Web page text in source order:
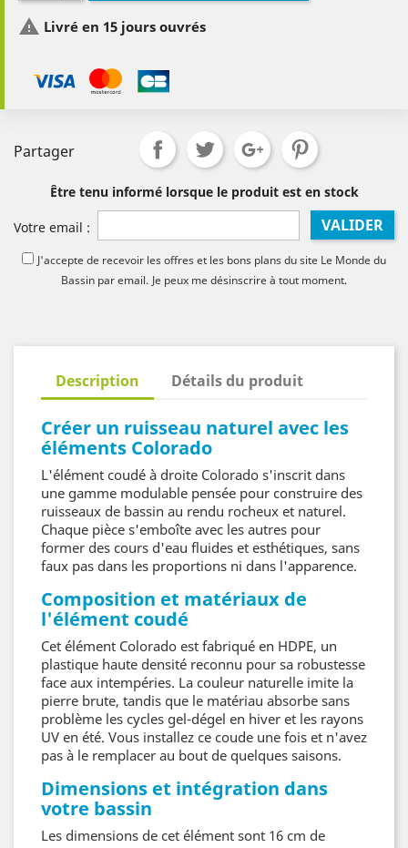
 Livré en 15 jours ouvrés
Partager
Être tenu informé lorsque le produit est en stock
Votre email : VALIDER
J'accepte de recevoir les offres et les bons plans du site Le Monde du
Bassin par email. Je peux me désinscrire à tout moment.
Description Détails du produit
Créer un ruisseau naturel avec les
éléments Colorado
L'élément coudé à droite Colorado s'inscrit dans
une gamme modulable pensée pour construire des
ruisseaux de bassin au rendu rocheux et naturel.
Chaque pièce s'emboîte avec les autres pour
former des cours d'eau fluides et esthétiques, sans
faux pas dans les proportions ni dans l'apparence.
Composition et matériaux de
l'élément coudé
Cet élément Colorado est fabriqué en HDPE, un
plastique haute densité reconnu pour sa robustesse
face aux intempéries. La couleur naturelle imite la
pierre brute, tandis que le matériau absorbe sans
problème les cycles gel-dégel en hiver et les rayons
UV en été. Vous installez ce coude une fois et n'avez
pas à le remplacer au bout de quelques saisons.
Dimensions et intégration dans
votre bassin
Les dimensions de cet élément sont 16 cm de